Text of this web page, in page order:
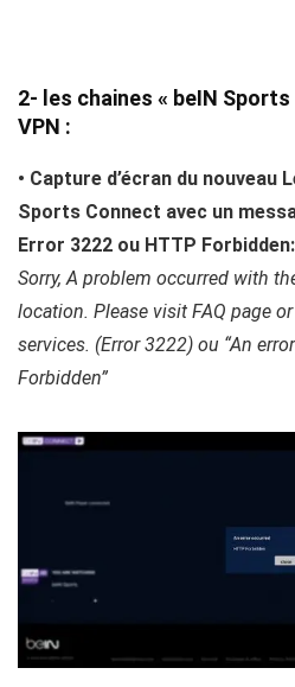
2- les chaines « beIN
VPN :
• Capture d’écran du nouveau
Sports Connect avec un
Error 3222 ou HTTP Forbidden:
Sorry, A problem occurred with
location. Please visit FAQ page
services. (Error 3222) ou “An
Forbidden”